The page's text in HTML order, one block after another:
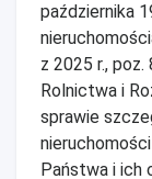
października
z 2025 r.,
Rolnictwa i
sprawie
Państwa i ich